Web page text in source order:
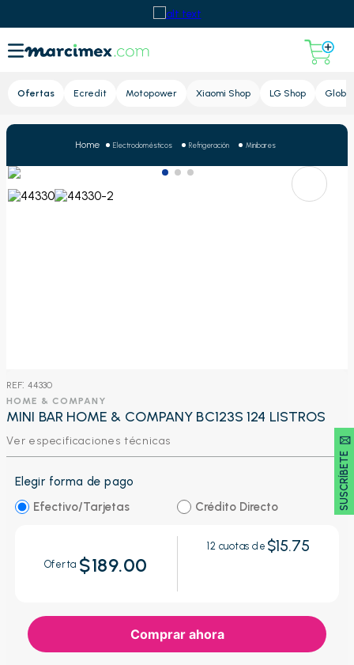
Ofertas Ecredit Motopower Xiaomi Shop LG Shop Global
SUSCRÍBETE 🖂
Electrodomésticos Refrigeración Minibares
: 44330
HOME & COMPANY
MINI BAR HOME & COMPANY BC123S 124 LISTROS
Ver especificaciones técnicas
Elegir forma de pago
Efectivo/Tarjetas
Crédito Directo
Oferta $189.00
12 cuotas de $15.75
Comprar ahora